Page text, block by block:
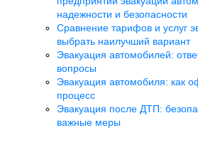
надежности и безопасности
Сравнение тарифов и услуг
выбрать наилучший вариант
Эвакуация автомобилей:
вопросы
Эвакуация автомобиля: как
процесс
Эвакуация после ДТП:
важные меры